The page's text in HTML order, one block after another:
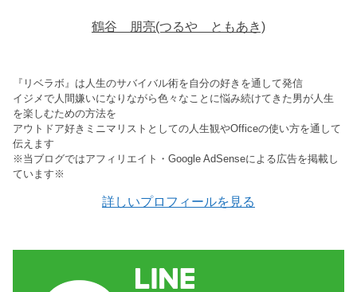
鶴谷 朋亮(つるや ともあき)
『リベラボ』は人生のサバイバル術を自分の好きを通して発信
イジメで人間嫌いになりながら色々なことに悩み続けてきた男が人生
を楽しむための方法を
アウトドア好きミニマリストとしての人生観やOfficeの使い方を通して
伝えます
※当ブログではアフィリエイト・Google AdSenseによる広告を掲載し
ています※
詳しいプロフィールを見る